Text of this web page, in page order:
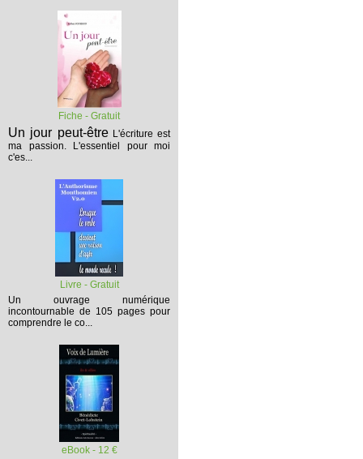
Fiche - Gratuit
Un jour peut-être L'écriture est
ma passion. L'essentiel pour moi
c'es...
Livre - Gratuit
Un ouvrage numérique
incontournable de 105 pages pour
comprendre le co...
eBook - 12 €